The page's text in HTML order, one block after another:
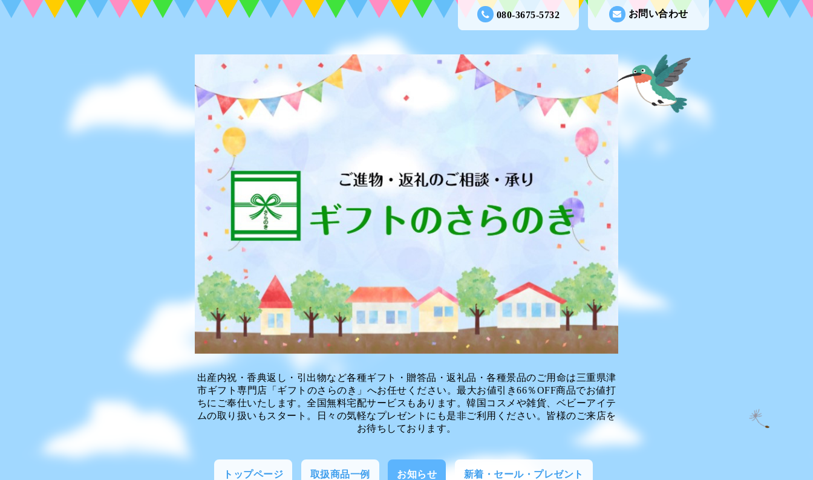
お問い合わせ
080-3675-5732
出産内祝・香典返し・引出物など各種ギフト・贈答品・返礼品・各種景品のご用命は三重県津
市ギフト専門店「ギフトのさらのき」へお任せください。最大お値引き66％OFF商品でお値打
ちにご奉仕いたします。全国無料宅配サービスもあります。韓国コスメや雑貨、ベビーアイテ
ムの取り扱いもスタート。日々の気軽なプレゼントにも是非ご利用ください。皆様のご来店を
お待ちしております。
トップページ 取扱商品一例 お知らせ 新着・セール・プレゼント